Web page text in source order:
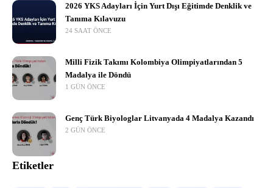
2026 YKS Adayları İçin Yurt Dışı Eğitimde Denklik ve
Tanıma Kılavuzu
24 SAAT ÖNCE
Milli Fizik Takımı Kolombiya Olimpiyatlarından 5
Madalya ile Döndü
1 GÜN ÖNCE
Genç Türk Biyologlar Litvanyada 4 Madalya Kazandı
2 GÜN ÖNCE
Etiketler